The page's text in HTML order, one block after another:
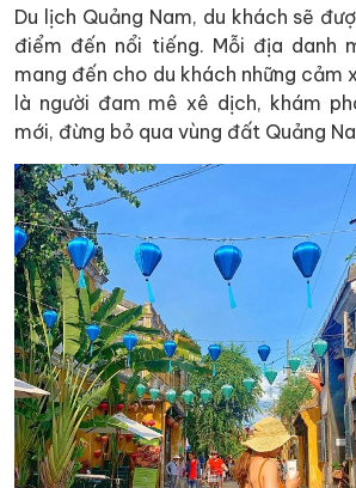
Du lịch Quảng Nam, du khách sẽ
điểm đến nổi tiếng. Mỗi địa danh
mang đến cho du khách những cảm
là người đam mê xê dịch, khám
mới, đừng bỏ qua vùng đất Quảng